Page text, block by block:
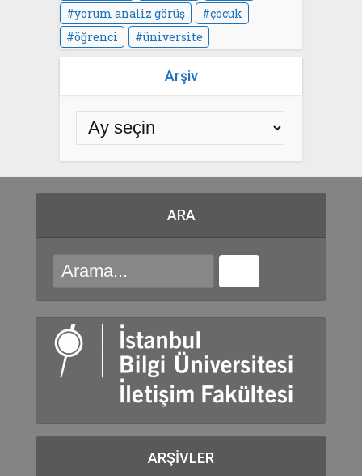
yorum analiz görüş
çocuk
öğrenci
üniversite
Arşiv
ARA
ARŞIVLER